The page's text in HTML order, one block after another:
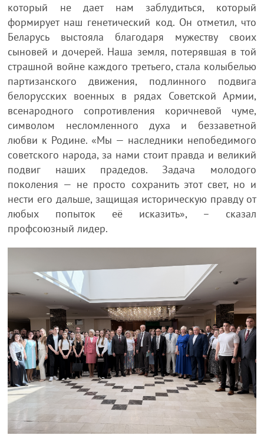
который не дает нам заблудиться, который
формирует наш генетический код. Он отметил, что
Беларусь выстояла благодаря мужеству своих
сыновей и дочерей. Наша земля, потерявшая в той
страшной войне каждого третьего, стала колыбелью
партизанского движения, подлинного подвига
белорусских военных в рядах Советской Армии,
всенародного сопротивления коричневой чуме,
символом несломленного духа и беззаветной
любви к Родине. «Мы — наследники непобедимого
советского народа, за нами стоит правда и великий
подвиг наших прадедов. Задача молодого
поколения — не просто сохранить этот свет, но и
нести его дальше, защищая историческую правду от
любых попыток её исказить», – сказал
профсоюзный лидер.